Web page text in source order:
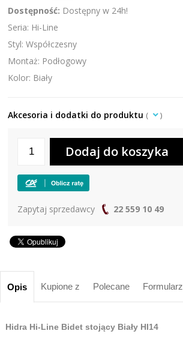
Dostępność: Dostępny w 24h!
Seria: Hi-Line
Styl: Współczesny
Montaż: Podłogowy
Kolor: Biały
Akcesoria i dodatki do produktu ( )
Zapytaj sprzedawcy 22 559 10 49
Opis Kupione z Polecane Formularz
Hidra Hi-Line Bidet stojący Biały HI14